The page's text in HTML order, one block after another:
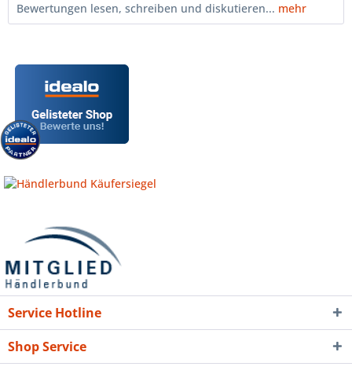
Bewertungen lesen, schreiben und diskutieren... mehr
Service Hotline
Shop Service